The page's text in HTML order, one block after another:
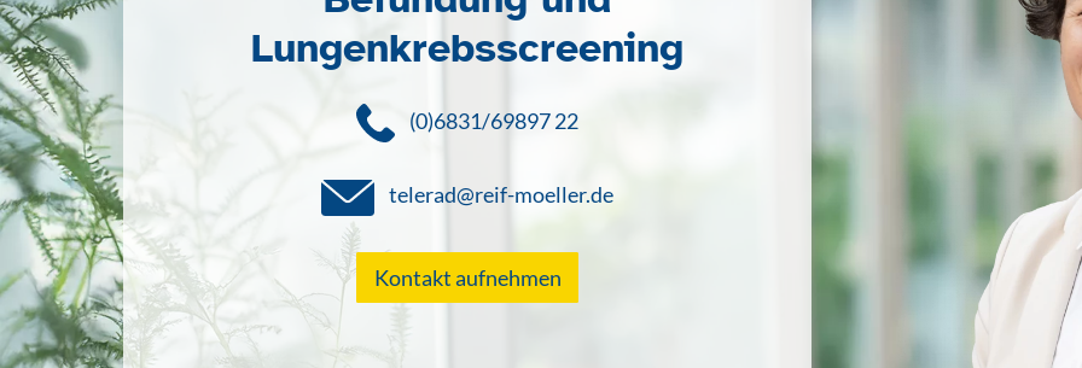
Lungenkrebsscreening
(0)6831/69897 22
telerad@reif-moeller.de
Kontakt aufnehmen